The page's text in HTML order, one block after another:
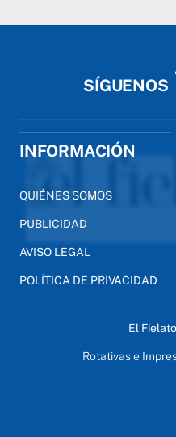
SÍGUENOS
INFORMACIÓN
QUIÉNES SOMOS
PUBLICIDAD
AVISO LEGAL
POLÍTICA DE PRIVACIDAD
El
Rotativas e